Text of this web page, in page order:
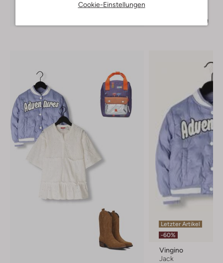
Cookie-Einstellungen
€ 39,99
Letzter Artikel
-60%
Vingino
Jack